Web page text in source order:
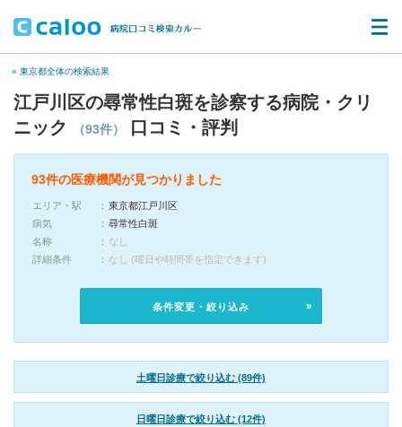
« 東京都全体の検索結果
江戸川区の尋常性白斑を診察する病院・クリ
ニック
（93件） 口コミ・評判
93件の医療機関が見つかりました
エリア・駅
東京都江戸川区
病気
尋常性白斑
名称
なし
詳細条件
なし (曜日や時間帯を指定できます)
条件変更・絞り込み
土曜日診療で絞り込む (89件)
日曜日診療で絞り込む (12件)